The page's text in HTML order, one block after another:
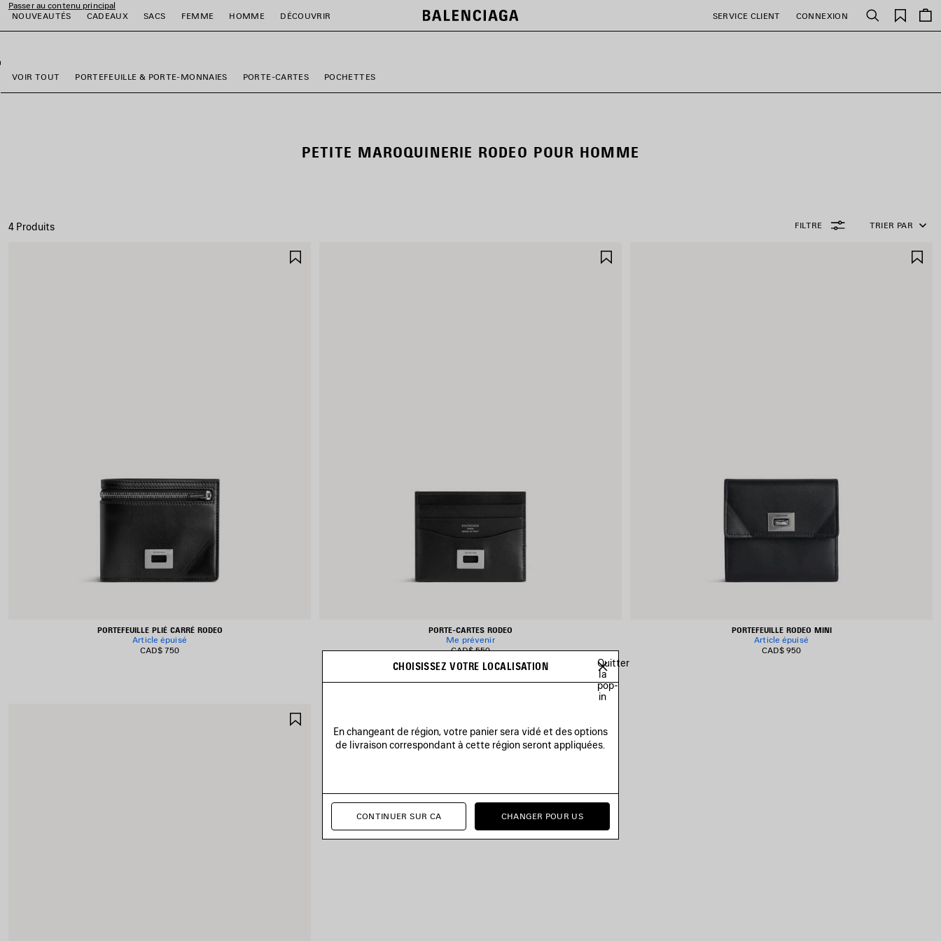
Passer au contenu principal
NOUVEAUTÉS
CADEAUX SACS FEMME HOMME DÉCOUVRIR SERVICE CLIENT CONNEXION Rechercher
VOIR TOUT PORTEFEUILLE & PORTE-MONNAIES PORTE-CARTES POCHETTES
PETITE MAROQUINERIE RODEO POUR HOMME
4 Produits FILTRE TRIER PAR
PORTEFEUILLE PLIÉ CARRÉ RODEO
Article épuisé
CAD$ 750
PORTE-CARTES RODEO
Me prévenir
CAD$ 550
PORTEFEUILLE RODEO MINI
Article épuisé
CAD$ 950
FAVORIS
CHOISISSEZ VOTRE LOCALISATION
Quitter
la
pop-
in
En changeant de région, votre panier sera vidé et des options
de livraison correspondant à cette région seront appliquées.
CONTINUER SUR CA CHANGER POUR US